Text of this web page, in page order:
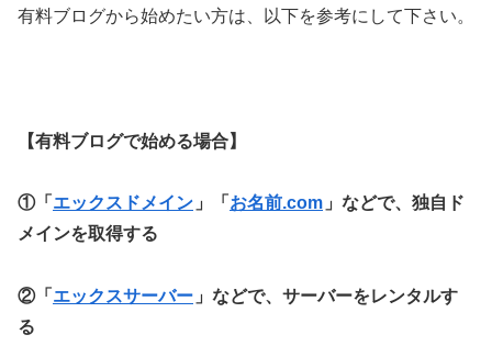
有料ブログから始めたい方は、以下を参考にして下さい。
【有料ブログで始める場合】
①「 エックスドメイン 」「 お名前.com 」などで、独自ド
メインを取得する
②「 エックスサーバー 」などで、サーバーをレンタルす
る